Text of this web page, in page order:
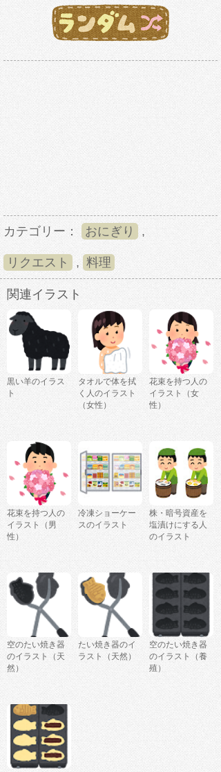
カテゴリー： おにぎり ,
リクエスト , 料理
関連イラスト
黒い羊のイラス
ト
タオルで体を拭
く人のイラスト
（女性）
花束を持つ人の
イラスト（女
性）
花束を持つ人の
イラスト（男
性）
冷凍ショーケー
スのイラスト
株・暗号資産を
塩漬けにする人
のイラスト
空のたい焼き器
のイラスト（天
然）
たい焼き器のイ
ラスト（天然）
空のたい焼き器
のイラスト（養
殖）